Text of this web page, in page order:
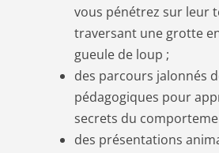
vous pénétrez sur leur
traversant une grotte
gueule de loup ;
des parcours jalonnés
pédagogiques pour
secrets du
des présentations